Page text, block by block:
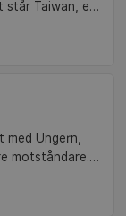
står Taiwan, ett
med Ungern,
motståndare.